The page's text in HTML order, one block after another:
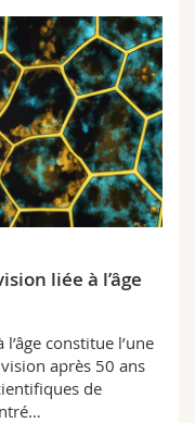
liée à l’âge
constitue l’une
après 50 ans
de